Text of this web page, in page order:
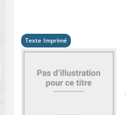
Texte Imprimé